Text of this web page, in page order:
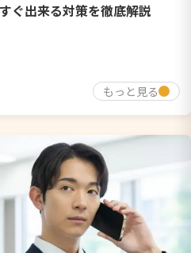
ぐ出来る対策を徹底解説
もっと見る